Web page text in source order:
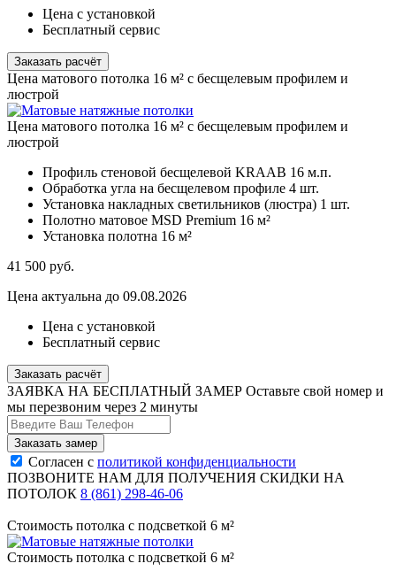
Цена с установкой
Бесплатный сервис
Заказать расчёт
Цена матового потолка 16 м² с бесщелевым профилем и
люстрой
Цена матового потолка 16 м² с бесщелевым профилем и
люстрой
Профиль стеновой бесщелевой KRAAB 16 м.п.
Обработка угла на бесщелевом профиле 4 шт.
Установка накладных светильников (люстра) 1 шт.
Полотно матовое MSD Premium 16 м²
Установка полотна 16 м²
41 500 руб.
Цена актуальна до 09.08.2026
Цена с установкой
Бесплатный сервис
Заказать расчёт
ЗАЯВКА НА БЕСПЛАТНЫЙ ЗАМЕР Оставьте свой номер и
мы перезвоним через 2 минуты
Согласен с политикой конфиденциальности
ПОЗВОНИТЕ НАМ ДЛЯ ПОЛУЧЕНИЯ СКИДКИ НА
ПОТОЛОК 8 (861) 298-46-06
Стоимость потолка с подсветкой 6 м²
Стоимость потолка с подсветкой 6 м²